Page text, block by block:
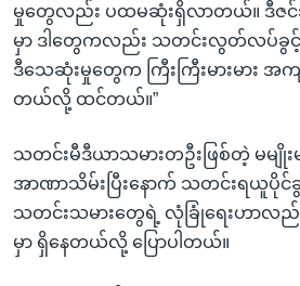
မှုတွေလည်း ပထမဆုံးရှိလာတယ်။ ဒီဇင်
မှာ ဒါတွေကလည်း သတင်းလွတ်လပ်ခွ
ဒီသေဆုံးမှုတွေက ကြီးကြီးမားမား အ
တယ်လို့ ထင်တယ်။”
သတင်းမီဒီယာသမားတဦးဖြစ်တဲ့ မမျို
အာဏာသိမ်းပြီးနောက် သတင်းရယူပို
သတင်းသမားတွေရဲ့ လုံခြုံရေးဟာလည်
မှာ ရှိနေတယ်လို့ ပြောပါတယ်။